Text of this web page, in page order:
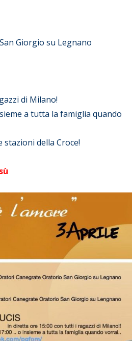
Giorgio su Legnano
di Milano!
a tutta la famiglia quando
della Croce!